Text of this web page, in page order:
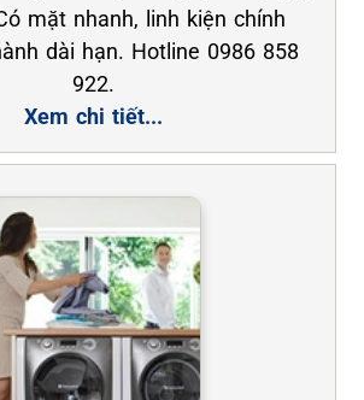
mặt nhanh, linh kiện chính
dài hạn. Hotline 0986 858
922.
Xem chi tiết...